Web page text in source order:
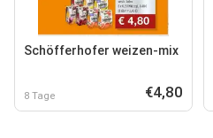
Schöfferhofer weizen-mix
8 Tage €4,80